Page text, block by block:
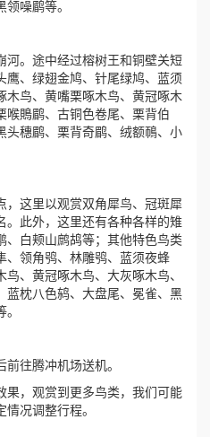
噪鹛等。
河。途中经过榕树王和铜壁关短
鹰、绿翅金鸠、针尾绿鸠、蓝须
木鸟、黄嘴栗啄木鸟、黄冠啄木
喉鵙鹛、古铜色卷尾、栗背伯
头穗鹛、栗背奇鹛、绒额鳾、小
，这里以观赏双角犀鸟、冠斑犀
。此外，这里还有各种各样的雉
、白颊山鹧鸪等；其他特色鸟类
、领角鸮、林雕鸮、蓝须夜蜂
、黄冠啄木鸟、大灰啄木鸟、
蓝枕八色鸫、大盘尾、冕雀、黑
前往腾冲机场送机。
果，观赏到更多鸟类，我们可能
况调整行程。